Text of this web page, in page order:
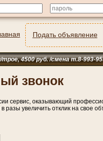
Подать объявление
4500 руб. /смена т.8-993-953-
звонок
сервис, оказывающий
разы увеличить отклик на свое